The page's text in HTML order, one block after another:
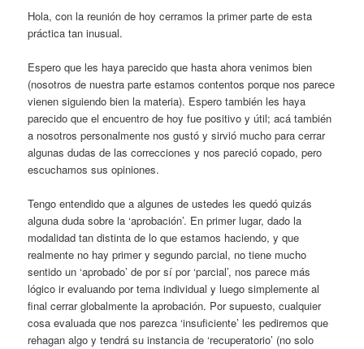
Hola, con la reunión de hoy cerramos la primer parte de esta
práctica tan inusual.
Espero que les haya parecido que hasta ahora venimos bien
(nosotros de nuestra parte estamos contentos porque nos parece
vienen siguiendo bien la materia). Espero también les haya
parecido que el encuentro de hoy fue positivo y útil; acá también
a nosotros personalmente nos gustó y sirvió mucho para cerrar
algunas dudas de las correcciones y nos pareció copado, pero
escuchamos sus opiniones.
Tengo entendido que a algunes de ustedes les quedó quizás
alguna duda sobre la ‘aprobación’. En primer lugar, dado la
modalidad tan distinta de lo que estamos haciendo, y que
realmente no hay primer y segundo parcial, no tiene mucho
sentido un ‘aprobado’ de por sí por ‘parcial’, nos parece más
lógico ir evaluando por tema individual y luego simplemente al
final cerrar globalmente la aprobación. Por supuesto, cualquier
cosa evaluada que nos parezca ‘insuficiente’ les pediremos que
rehagan algo y tendrá su instancia de ‘recuperatorio’ (no solo